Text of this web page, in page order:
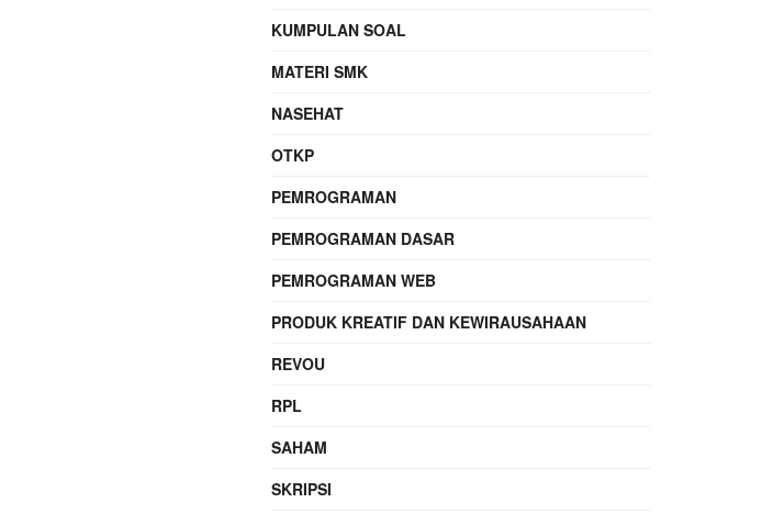
KUMPULAN SOAL
MATERI SMK
NASEHAT
OTKP
PEMROGRAMAN
PEMROGRAMAN DASAR
PEMROGRAMAN WEB
PRODUK KREATIF DAN KEWIRAUSAHAAN
REVOU
RPL
SAHAM
SKRIPSI